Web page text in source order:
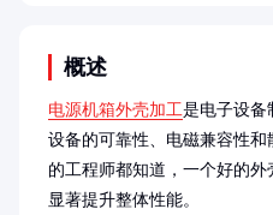
概述
电源机箱外壳加工是电子设备
设备的可靠性、电磁兼容性
的工程师都知道，一个好的
显著提升整体性能。